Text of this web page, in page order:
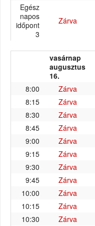
Egész
napos
időpont
3
Zárva
vasárnap
augusztus
16.
8:00
Zárva
8:15
Zárva
8:30
Zárva
8:45
Zárva
9:00
Zárva
9:15
Zárva
9:30
Zárva
9:45
Zárva
10:00
Zárva
10:15
Zárva
10:30
Zárva